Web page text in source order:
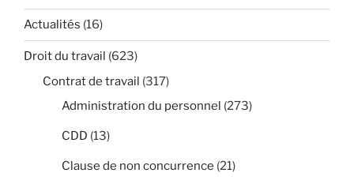
Actualités (16)
Droit du travail (623)
Contrat de travail (317)
Administration du personnel (273)
CDD (13)
Clause de non concurrence (21)